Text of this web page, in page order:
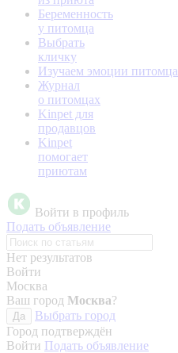
Беременность
у питомца
Выбрать
кличку
Изучаем эмоции питомца
Журнал
о питомцах
Kinpet для
продавцов
Kinpet
помогает
приютам
Войти в профиль
Подать объявление
Нет результатов
Войти
Москва
Ваш город Москва?
Да
Выбрать город
Город подтверждён
Войти Подать объявление